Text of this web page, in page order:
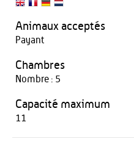
Animaux acceptés
Payant
Chambres
Nombre : 5
Capacité maximum
11